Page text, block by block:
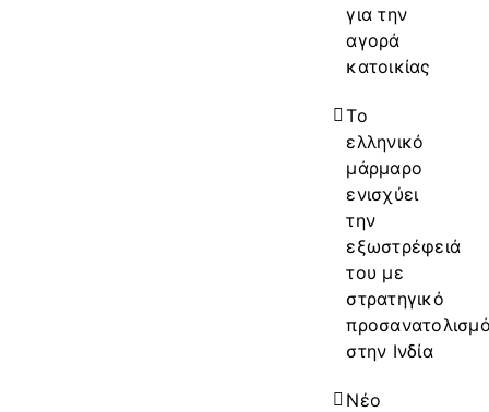
για την
αγορά
κατοικίας
Το
ελληνικό
μάρμαρο
ενισχύει
την
εξωστρέφειά
του με
στρατηγικό
στην Ινδία
Νέο